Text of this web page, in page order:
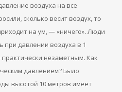
воздуха на все
сколько весит воздух, то
на ум, — «ничего». Люди
при давлении воздуха в 1
практически незаметным. Как
давлением? Было
высотой 10 метров имеет